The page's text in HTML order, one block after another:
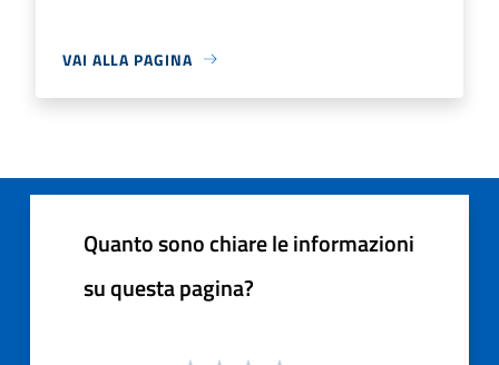
VAI ALLA PAGINA
Quanto sono chiare le informazioni
su questa pagina?